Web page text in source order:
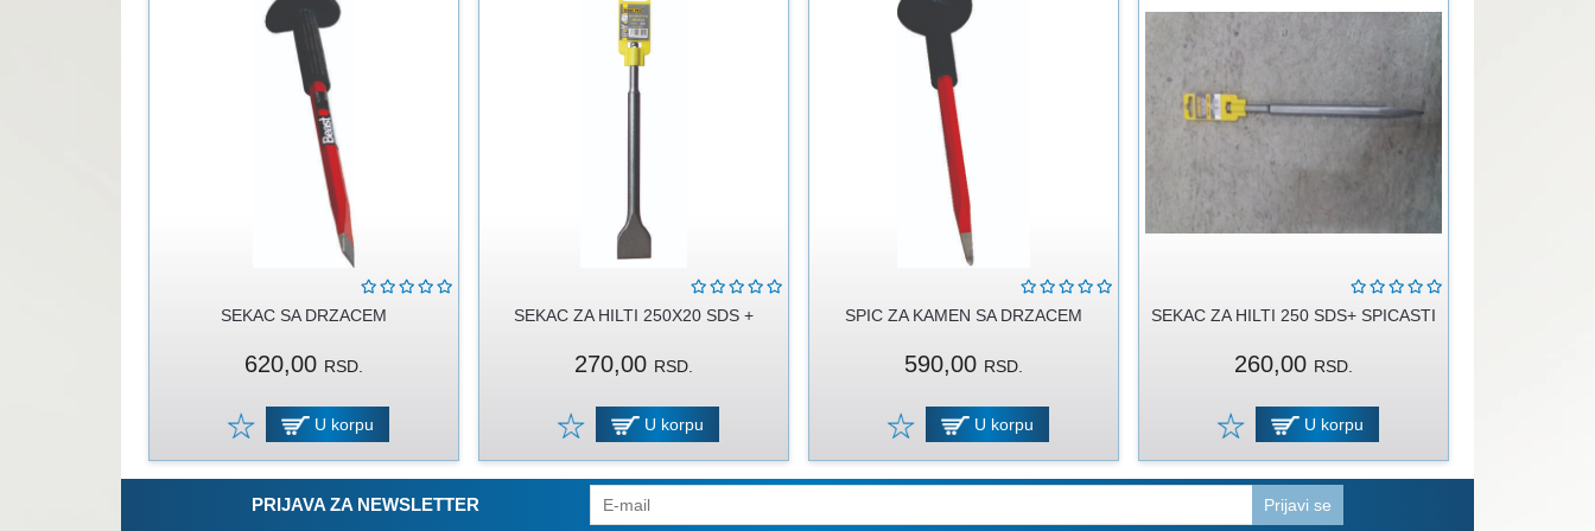
SEKAC SA DRZACEM
620,00 RSD.
U korpu
SEKAC ZA HILTI 250X20 SDS +
270,00 RSD.
U korpu
SPIC ZA KAMEN SA DRZACEM
590,00 RSD.
U korpu
SEKAC ZA HILTI 250 SDS+ SPICASTI
260,00 RSD.
U korpu
PRIJAVA ZA NEWSLETTER Prijavi se